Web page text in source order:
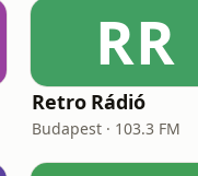
RR
Retro Rádió
Budapest · 103.3 FM